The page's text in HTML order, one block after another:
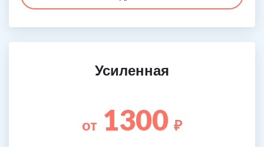
Усиленная
от 1300 ₽